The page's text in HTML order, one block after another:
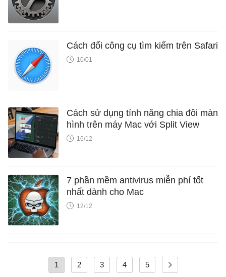
Cách đổi công cụ tìm kiếm trên Safari
10/01
Cách sử dụng tính năng chia đôi màn
hình trên máy Mac với Split View
16/12
7 phần mềm antivirus miễn phí tốt
nhất dành cho Mac
12/12
1 2 3 4 5